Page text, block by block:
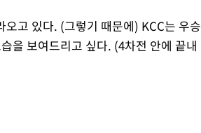
고 있다. (그렇기 때문에) KCC는 우승
을 보여드리고 싶다. (4차전 안에 끝내